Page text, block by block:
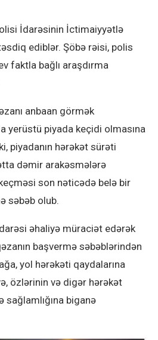
İdarəsinin İctimaiyyətlə
ediblər. Şöbə rəisi, polis
faktla bağlı araşdırma
anbaan görmək
yerüstü piyada keçidi olmasına
piyadanın hərəkət sürəti
dəmir arakəsmələrə
son nəticədə belə bir
səbəb olub.
əhaliyə müraciət edərək
başvermə səbəblərindən
yol hərəkəti qaydalarına
özlərinin və digər hərəkət
sağlamlığına biganə